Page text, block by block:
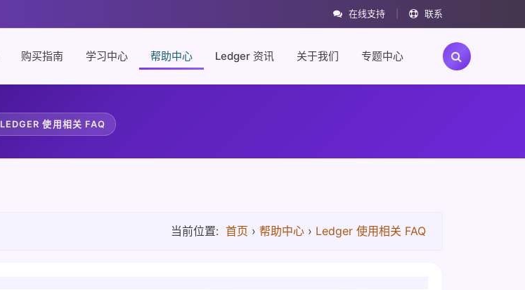
在线支持 联系
购买指南 学习中心 帮助中心 Ledger 资讯 关于我们 专题中心
LEDGER 使用相关 FAQ
当前位置: 首页 › 帮助中心 › Ledger 使用相关 FAQ